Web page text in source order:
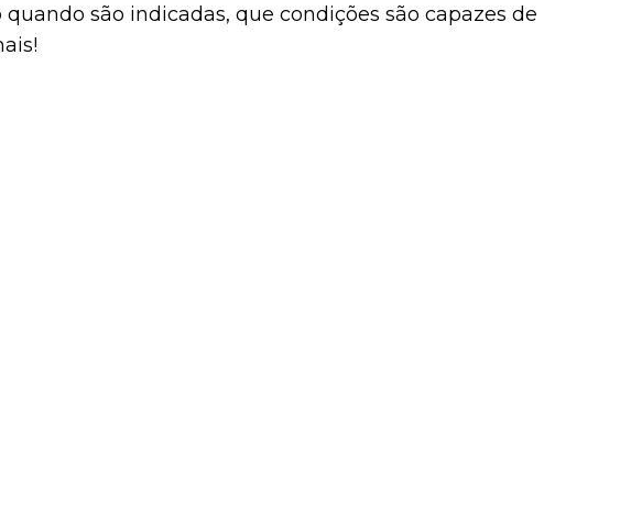
são indicadas, que condições são capazes de